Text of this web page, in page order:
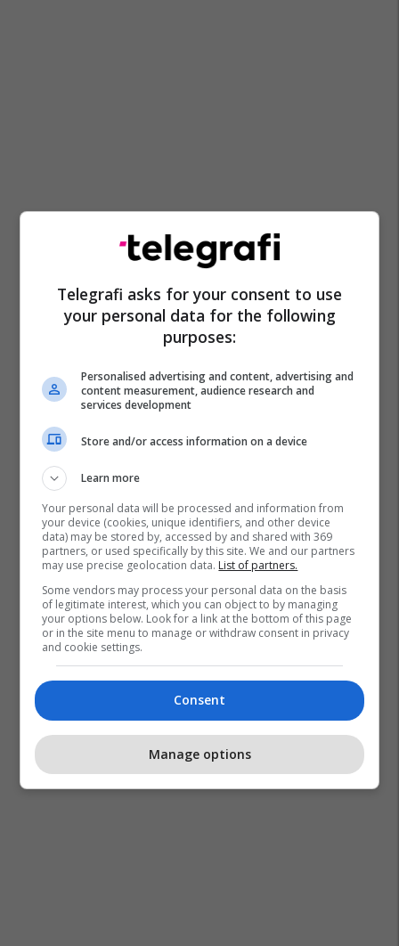
Telegrafi asks for your consent to use
your personal data for the following
purposes:
Personalised advertising and content, advertising and
content measurement, audience research and
services development
Store and/or access information on a device
Learn more
Your personal data will be processed and information from
your device (cookies, unique identifiers, and other device
data) may be stored by, accessed by and shared with 369
partners, or used specifically by this site. We and our partners
may use precise geolocation data. List of partners.
Some vendors may process your personal data on the basis
of legitimate interest, which you can object to by managing
your options below. Look for a link at the bottom of this page
or in the site menu to manage or withdraw consent in privacy
and cookie settings.
Consent
Manage options